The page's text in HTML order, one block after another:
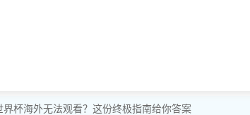
杯海外无法观看？这份终极指南给你答案